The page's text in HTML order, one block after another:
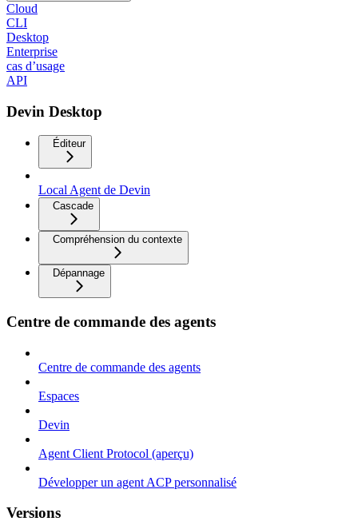
Cloud
CLI
Desktop
Enterprise
cas d’usage
API
Devin Desktop
Éditeur
Local Agent de Devin
Cascade
Compréhension du contexte
Dépannage
Centre de commande des agents
Centre de commande des agents
Espaces
Devin
Agent Client Protocol (aperçu)
Développer un agent ACP personnalisé
Versions